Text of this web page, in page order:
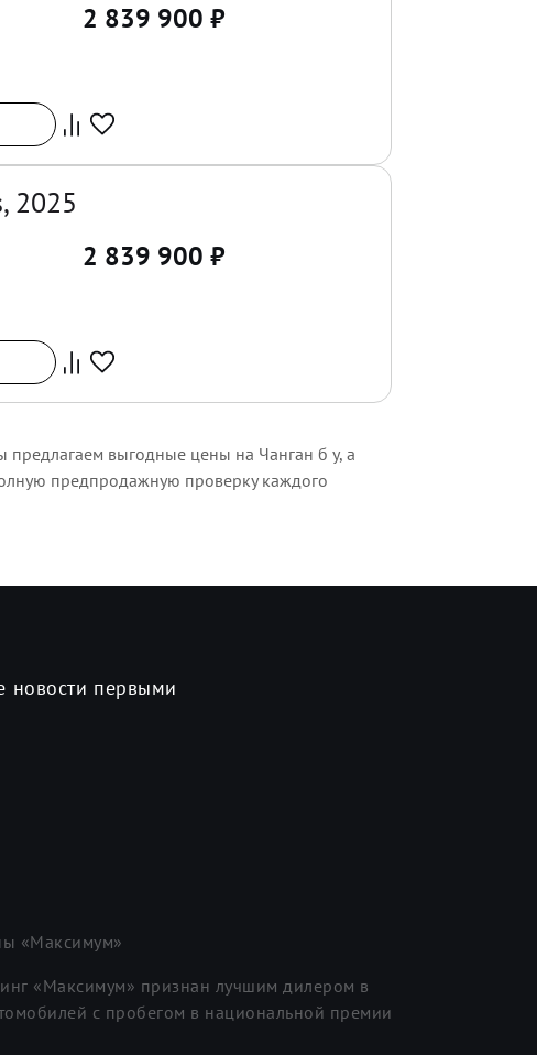
2 839 900 ₽
2025
2 839 900 ₽
выгодные цены на Чанган б у, а
предпродажную проверку каждого
новости первыми
«Максимум»
«Максимум» признан лучшим дилером в
с пробегом в национальной премии